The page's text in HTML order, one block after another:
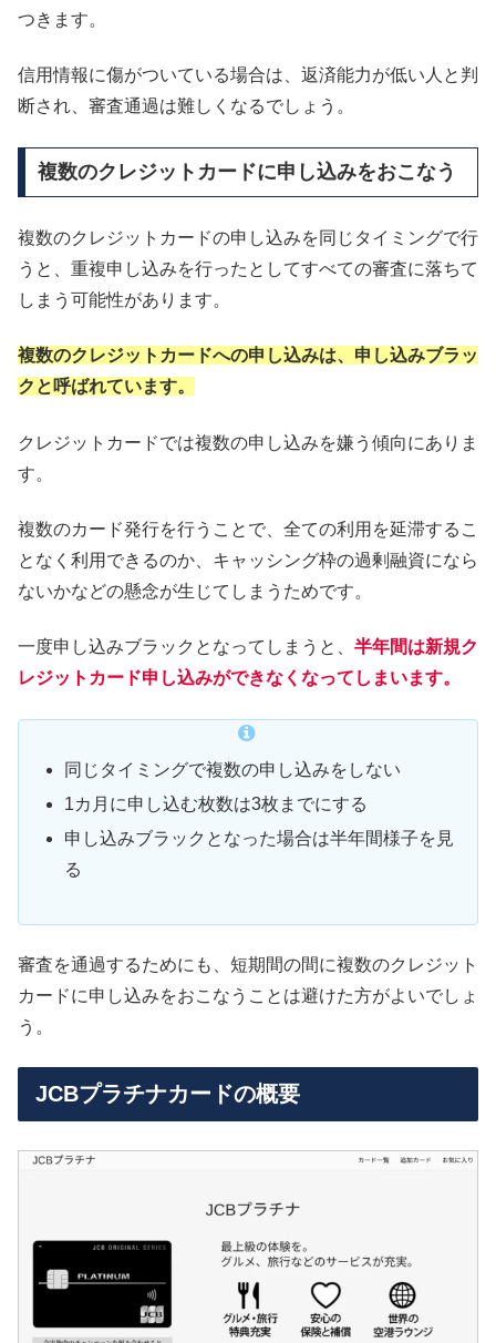
つきます。
信用情報に傷がついている場合は、返済能力が低い人と判
断され、審査通過は難しくなるでしょう。
複数のクレジットカードに申し込みをおこなう
複数のクレジットカードの申し込みを同じタイミングで行
うと、重複申し込みを行ったとしてすべての審査に落ちて
しまう可能性があります。
複数のクレジットカードへの申し込みは、申し込みブラッ
クと呼ばれています。
クレジットカードでは複数の申し込みを嫌う傾向にありま
す。
複数のカード発行を行うことで、全ての利用を延滞するこ
となく利用できるのか、キャッシング枠の過剰融資になら
ないかなどの懸念が生じてしまうためです。
一度申し込みブラックとなってしまうと、 半年間は新規ク
レジットカード申し込みができなくなってしまいます。
同じタイミングで複数の申し込みをしない
1カ月に申し込む枚数は3枚までにする
申し込みブラックとなった場合は半年間様子を見
る
審査を通過するためにも、短期間の間に複数のクレジット
カードに申し込みをおこなうことは避けた方がよいでしょ
う。
JCBプラチナカードの概要